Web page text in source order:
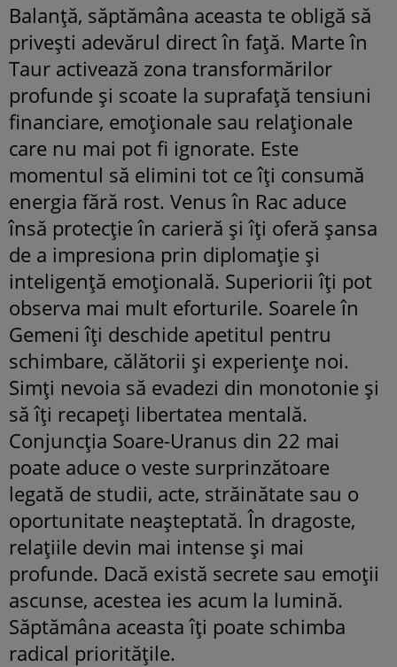
Balanță, săptămâna aceasta te obligă să
privești adevărul direct în față. Marte în
Taur activează zona transformărilor
profunde și scoate la suprafață tensiuni
financiare, emoționale sau relaționale
care nu mai pot fi ignorate. Este
momentul să elimini tot ce îți consumă
energia fără rost. Venus în Rac aduce
însă protecție în carieră și îți oferă șansa
de a impresiona prin diplomație și
inteligență emoțională. Superiorii îți pot
observa mai mult eforturile. Soarele în
Gemeni îți deschide apetitul pentru
schimbare, călătorii și experiențe noi.
Simți nevoia să evadezi din monotonie și
să îți recapeți libertatea mentală.
Conjuncția Soare-Uranus din 22 mai
poate aduce o veste surprinzătoare
legată de studii, acte, străinătate sau o
oportunitate neașteptată. În dragoste,
relațiile devin mai intense și mai
profunde. Dacă există secrete sau emoții
ascunse, acestea ies acum la lumină.
Săptămâna aceasta îți poate schimba
radical prioritățile.